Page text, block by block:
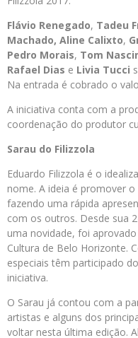
Flávio Renegado, Tadeu
Machado, Aline Calixto,
Pedro Morais, Tom
Rafael Dias e Livia Tucci
Na entrada é cobrado o
A iniciativa conta com a
coordenação do produtor
Sarau do Filizzola
Eduardo Filizzola é o
nome. A ideia é promover
fazendo uma rápida
com os outros. Desde sua
uma novidade, foi
Cultura de Belo Horizonte.
especiais têm participado
iniciativa.
O Sarau já contou com a
artistas e alguns dos
voltar nesta última edição.